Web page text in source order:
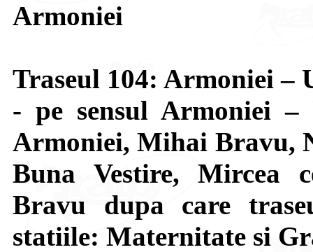
Armoniei
Traseul 104: Armoniei –
- pe sensul Armoniei
Armoniei, Mihai Bravu,
Buna Vestire, Mircea
Bravu dupa care
statiile: Maternitate si